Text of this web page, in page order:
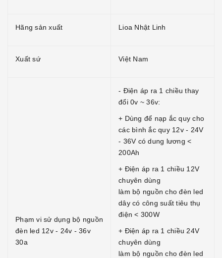
Hãng sản xuất Lioa Nhật Linh
Xuất sứ Việt Nam
Phạm vi sử dụng bộ nguồn
đèn led 12v - 24v - 36v
30a
- Điện áp ra 1 chiều thay
đổi 0v ~ 36v:
+ Dùng để nạp ắc quy cho
các bình ắc quy 12v - 24V
- 36V có dung lương <
200Ah
+ Điện áp ra 1 chiều 12V
chuyên dùng
làm bộ nguồn cho đèn led
dây có công suất tiêu thụ
điện < 300W
+ Điện áp ra 1 chiều 24V
chuyên dùng
làm bộ nguồn cho đèn led